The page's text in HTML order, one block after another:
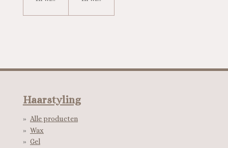
Haarstyling
Alle producten
Wax
Gel